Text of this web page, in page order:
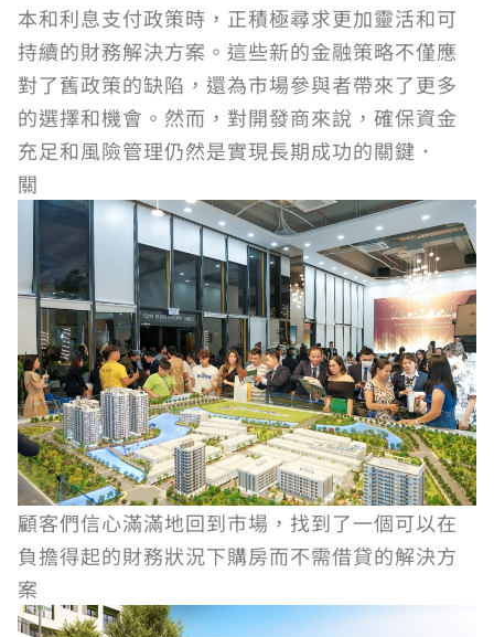
本和利息支付政策時，正積極尋求更加靈活和可
持續的財務解決方案。這些新的金融策略不僅應
對了舊政策的缺陷，還為市場參與者帶來了更多
的選擇和機會。然而，對開發商來說，確保資金
充足和風險管理仍然是實現長期成功的關鍵．
關
顧客們信心滿滿地回到市場，找到了一個可以在
負擔得起的財務狀況下購房而不需借貸的解決方
案